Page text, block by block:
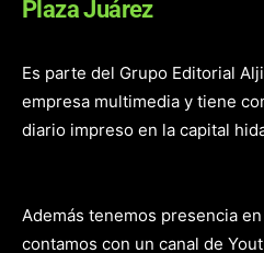
Plaza Juárez
Es parte del Grupo Editorial
empresa multimedia y tiene
diario impreso en la capital
Además tenemos presencia
contamos con un canal de